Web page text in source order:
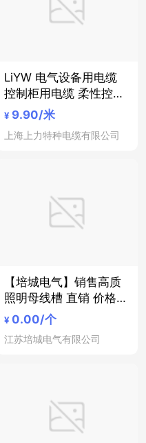
LiYW 电气设备用电缆
控制柜用电缆 柔性控制
电缆 照明
¥ 9.90/米
上海上力特种电缆有限公司
【培城电气】销售高质
照明母线槽 直销 价格低
廉
¥ 0.00/个
江苏培城电气有限公司